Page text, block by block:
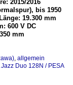
2015/2016
bis 1950
19.300 mm
600 V DC
mm
, allgemein
Duo 128N / PESA